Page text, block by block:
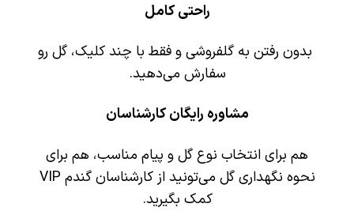
راحتی کامل
بدون رفتن به گلفروشی و فقط با چند کلیک، گل رو
سفارش می‌دهید.
مشاوره رایگان کارشناسان
هم برای انتخاب نوع گل و پیام مناسب، هم برای
نحوه نگهداری گل می‌تونید از کارشناسان گندم VIP
کمک بگیرید.